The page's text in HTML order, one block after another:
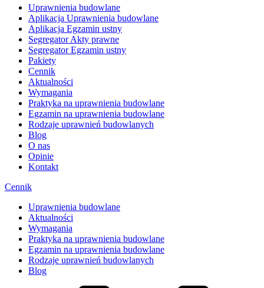
Uprawnienia budowlane
Aplikacja Uprawnienia budowlane
Aplikacja Egzamin ustny
Segregator Akty prawne
Segregator Egzamin ustny
Pakiety
Cennik
Aktualności
Wymagania
Praktyka na uprawnienia budowlane
Egzamin na uprawnienia budowlane
Rodzaje uprawnień budowlanych
Blog
O nas
Opinie
Kontakt
Cennik
Uprawnienia budowlane
Aktualności
Wymagania
Praktyka na uprawnienia budowlane
Egzamin na uprawnienia budowlane
Rodzaje uprawnień budowlanych
Blog